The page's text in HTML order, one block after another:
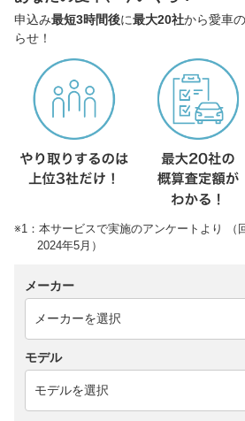
申込み最短3時間後に最大20社から愛車
らせ！
※1：本サービスで実施のアンケートより （
2024年5月）
メーカー
モデル